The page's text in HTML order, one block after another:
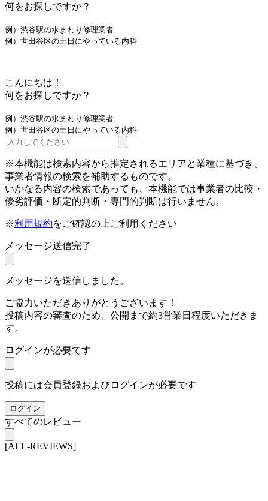
何をお探しですか？
例）渋谷駅の水まわり修理業者
例）世田谷区の土日にやっている内科
こんにちは！
何をお探しですか？
例）渋谷駅の水まわり修理業者
例）世田谷区の土日にやっている内科
※本機能は検索内容から推定されるエリアと業種に基づき、
事業者情報の検索を補助するものです。
いかなる内容の検索であっても、本機能では事業者の比較・
優劣評価・断定的判断・専門的判断は行いません。
※利用規約をご確認の上ご利用ください
メッセージ送信完了
メッセージを送信しました。
ご協力いただきありがとうございます！
投稿内容の審査のため、公開まで約3営業日程度いただきま
す。
ログインが必要です
投稿には会員登録およびログインが必要です
ログイン
すべてのレビュー
[ALL-REVIEWS]